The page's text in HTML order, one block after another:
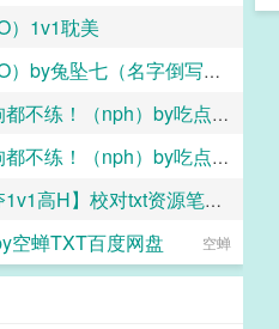
）1v1耽美
兔坠七（名字倒写版）
蚕食（np、ABO）by兔坠七（名字倒写版）TXT百度网盘
兔坠七（名字倒写版）合欢宗功法？狗都不练！（nph）by吃点好的TXT百度网盘
吃点好的合欢宗功法？狗都不练！（nph）by吃点好的免费阅读
吃点好的
贰拾【强取豪夺1v1高H】校对txt资源笔趣阁
boldness
空蝉TXT百度网盘 空蝉